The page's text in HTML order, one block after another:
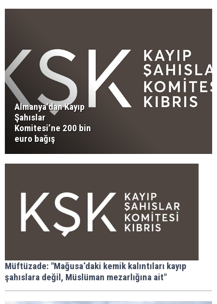
Almanya’dan Kayıp
Şahıslar
Komitesi’ne 200 bin
euro bağış
Müftüzade: "Mağusa‘daki kemik kalıntıları kayıp
şahıslara değil, Müslüman mezarlığına ait"